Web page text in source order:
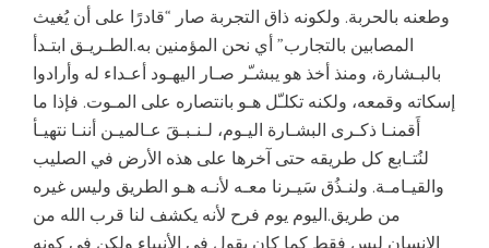
وطعنه بالحربة. ولكونه ذاق التجربة صار “قادرًا على أن يُغيث
المصابين بالتجارب” أي نحن المؤمنين به.الطـريـق ابتـدأ
بالبـشارة، ومنذ أخذ هو يبشـّر صـار اليهـود أعـداء له وأرادوا
إسكاته وقمعه، ولكنه تكلـّل هـو بانتصاره على المـوت. فإذا ما
أَقمنـا ذكـرى البشـارة اليـوم، لـنـبـقَ عـالميـن أننـا نتهيـأ
لنُتـابع كل طريقه حتى آخرها على هذه الأرض في الصليب
والقيـامـة. ولنـذُق سَيـرنا معـه لأنـه هـو الطريق وليس غيره
من طريق.اليوم يوم فرح لأنه يكشف لنا قرب الله من
الإنسان ليس فقط كما كان يقول في الأنبياء ولكن في كونه